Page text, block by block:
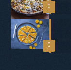
0
0